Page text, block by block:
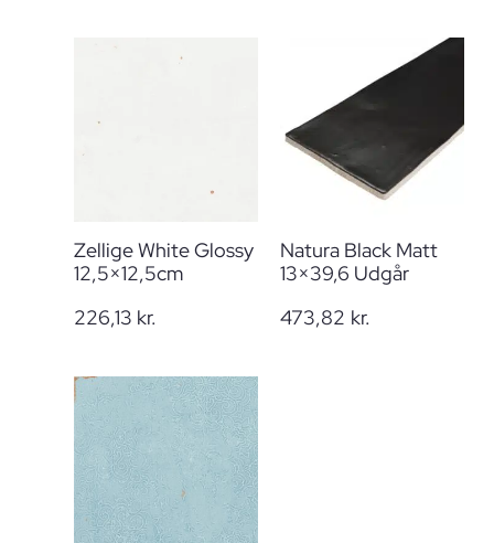
Zellige White Glossy
12,5×12,5cm
226,13 kr.
Natura Black Matt
13×39,6 Udgår
473,82 kr.